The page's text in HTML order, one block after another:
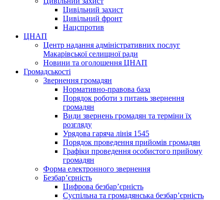
Цивільний захист
Цивільний фронт
Нацспротив
ЦНАП
Центр надання адміністративних послуг
Макарівської селищної ради
Новини та оголошення ЦНАП
Громадськості
Звернення громадян
Нормативно-правова база
Порядок роботи з питань звернення
громадян
Види звернень громадян та терміни їх
розгляду
Урядова гаряча лінія 1545
Порядок проведення прийомів громадян
Графіки проведення особистого прийому
громадян
Форма електронного звернення
Безбар’єрність
Цифрова безбар’єрність
Суспільна та громадянська безбар’єрність